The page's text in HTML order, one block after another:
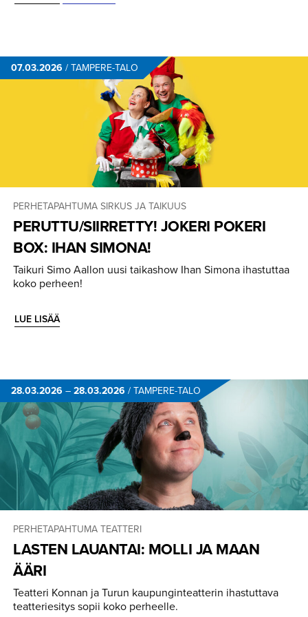
07.03.2026 / TAMPERE-TALO
PERHETAPAHTUMA SIRKUS JA TAIKUUS
PERUTTU/SIIR­RETTY! JOKERI POKERI
BOX: IHAN SIMONA!
Taikuri Simo Aallon uusi taikashow Ihan Simona ihastuttaa
koko perheen!
LUE LISÄÄ
28.03.2026 – 28.03.2026 / TAMPERE-TALO
PERHETAPAHTUMA TEATTERI
LASTEN LAUANTAI: MOLLI JA MAAN
ÄÄRI
Teatteri Konnan ja Turun kaupunginteatterin ihastuttava
teatteriesitys sopii koko perheelle.